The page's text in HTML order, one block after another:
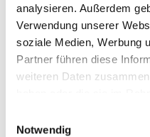
analysieren. Außerdem
Verwendung unserer
soziale Medien, Werbung
Partner führen diese
weiteren Daten
Notwendig
info@bruennl.com
www.bruennl.com
T+39 0473 968077